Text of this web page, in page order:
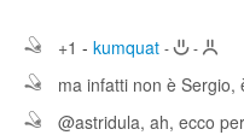
+1 - kumquat - -
ma infatti non è Sergio,
@astridula, ah, ecco